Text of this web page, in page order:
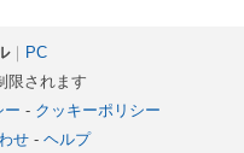
｜ PC
限されます
ー - クッキーポリシー
せ- ヘルプ